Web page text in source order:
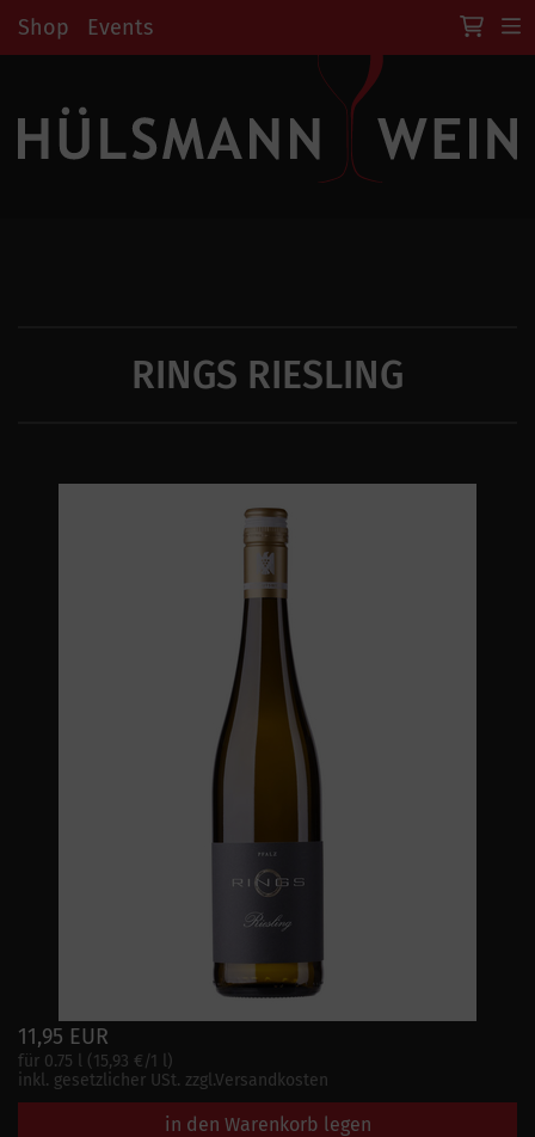
Shop Events
RINGS RIESLING
11,95 EUR
für 0.75 l (15,93 €/1 l)
inkl. gesetzlicher USt. zzgl.Versandkosten
in den Warenkorb legen